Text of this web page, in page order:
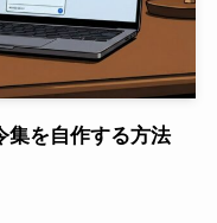
集を自作する方法